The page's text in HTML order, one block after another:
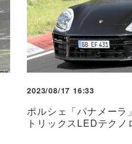
2023/08/17 16:33
ポルシェ「パナメー
トリックスLEDテク